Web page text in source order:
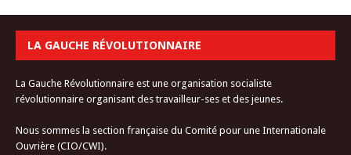
LA GAUCHE RÉVOLUTIONNAIRE
La Gauche Révolutionnaire est une organisation socialiste
révolutionnaire organisant des travailleur-ses et des jeunes.
Nous sommes la section française du Comité pour une Internationale
Ouvrière (CIO/CWI).